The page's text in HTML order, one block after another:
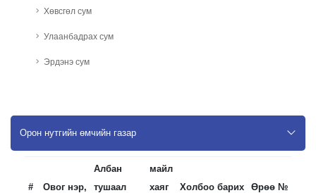
Хөвсгөл сум
Улаанбадрах сум
Эрдэнэ сум
Орон нутгийн өмчийн газар
# Овог нэр,
Албан
тушаал
майл
хаяг
Холбоо барих Өрөө №